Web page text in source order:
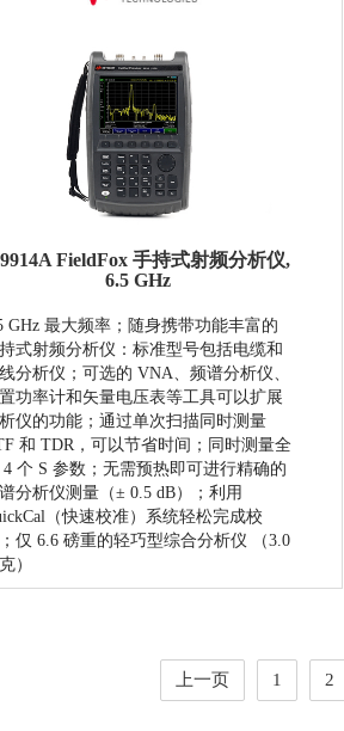
FieldFox 手持式射频分析仪,
6.5 GHz
GHz 最大频率； 随身携带功能丰富的
式射频分析仪：标准型号包括电缆和
分析仪；可选的 VNA、频谱分析仪、
功率计和矢量电压表等工具可以扩展
仪的功能；通过单次扫描同时测量
和 TDR，可以节省时间；同时测量全
4 个 S 参数；无需预热即可进行精确的
分析仪测量（± 0.5 dB）； 利用
（快速校准）系统轻松完成校
仅 6.6 磅重的轻巧型综合分析仪 （3.0
）
上一页 1 2